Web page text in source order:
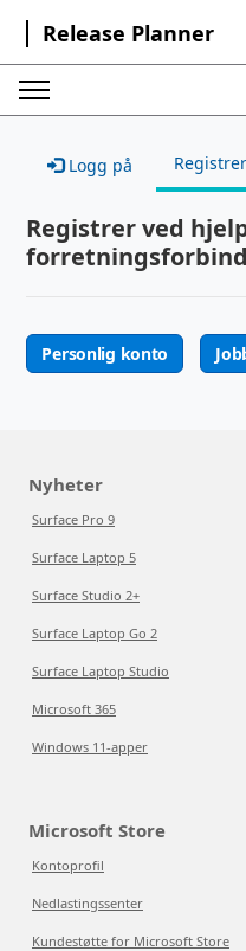
Release Planner
Logg på Registrer
Registrer ved
Personlig konto
Nyheter
Surface Pro 9
Surface Laptop 5
Surface Studio 2+
Surface Laptop Go 2
Surface Laptop Studio
Microsoft 365
Windows 11-apper
Microsoft Store
Kontoprofil
Nedlastingssenter
Kundestøtte for Microsoft Store